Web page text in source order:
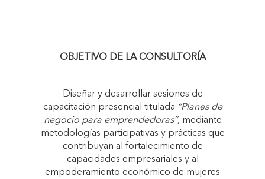
OBJETIVO DE LA CONSULTORÍA
Diseñar y desarrollar sesiones de
capacitación presencial titulada “Planes de
negocio para emprendedoras”, mediante
metodologías participativas y prácticas que
contribuyan al fortalecimiento de
capacidades empresariales y al
empoderamiento económico de mujeres